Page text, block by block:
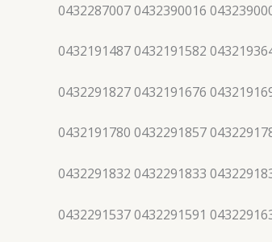
0432287007 0432390016
0432191487 0432191582
0432291827 0432191676
0432191780 0432291857
0432291832 0432291833
0432291537 0432291591